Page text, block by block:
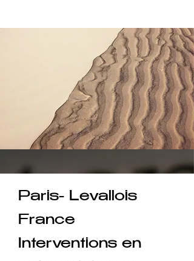
Paris- Levallois
France
Interventions en